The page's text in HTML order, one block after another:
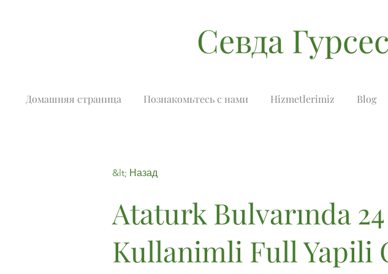
Севда
Домашняя страница Познакомьтесь с нами Hizmetlerimiz Blog
&lt; Назад
Ataturk Bulvarında
Kullanimli Full Yapili